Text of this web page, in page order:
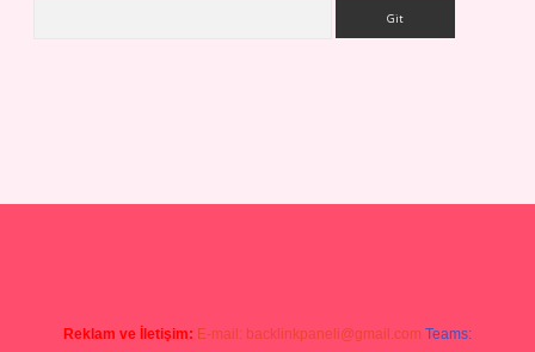
Reklam ve İletişim: E-mail: backlinkpaneli@gmail.com Teams: